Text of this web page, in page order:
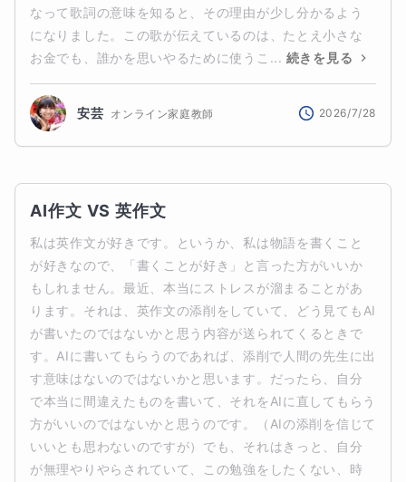
なって歌詞の意味を知ると、その理由が少し分かるよう
になりました。この歌が伝えているのは、たとえ小さな
お金でも、誰かを思いやるために使うこ... 続きを見る
安芸 オンライン家庭教師 2026/7/28
AI作文 VS 英作文
私は英作文が好きです。というか、私は物語を書くこと
が好きなので、「書くことが好き」と言った方がいいか
もしれません。最近、本当にストレスが溜まることがあ
ります。それは、英作文の添削をしていて、どう見てもAI
が書いたのではないかと思う内容が送られてくるときで
す。AIに書いてもらうのであれば、添削で人間の先生に出
す意味はないのではないかと思います。だったら、自分
で本当に間違えたものを書いて、それをAIに直してもらう
方がいいのではないかと思うのです。（AIの添削を信じて
いいとも思わないのですが）でも、それはきっと、自分
が無理やりやらされていて、この勉強をしたくない、時